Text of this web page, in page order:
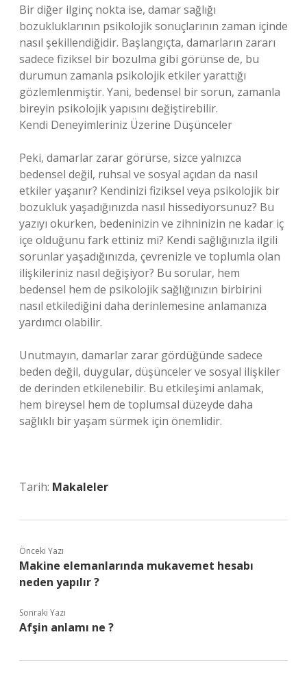
Bir diğer ilginç nokta ise, damar sağlığı
bozukluklarının psikolojik sonuçlarının zaman içinde
nasıl şekillendiğidir. Başlangıçta, damarların zararı
sadece fiziksel bir bozulma gibi görünse de, bu
durumun zamanla psikolojik etkiler yarattığı
gözlemlenmiştir. Yani, bedensel bir sorun, zamanla
bireyin psikolojik yapısını değiştirebilir.
Kendi Deneyimleriniz Üzerine Düşünceler
Peki, damarlar zarar görürse, sizce yalnızca
bedensel değil, ruhsal ve sosyal açıdan da nasıl
etkiler yaşanır? Kendinizi fiziksel veya psikolojik bir
bozukluk yaşadığınızda nasıl hissediyorsunuz? Bu
yazıyı okurken, bedeninizin ve zihninizin ne kadar iç
içe olduğunu fark ettiniz mi? Kendi sağlığınızla ilgili
sorunlar yaşadığınızda, çevrenizle ve toplumla olan
ilişkileriniz nasıl değişiyor? Bu sorular, hem
bedensel hem de psikolojik sağlığınızın birbirini
nasıl etkilediğini daha derinlemesine anlamanıza
yardımcı olabilir.
Unutmayın, damarlar zarar gördüğünde sadece
beden değil, duygular, düşünceler ve sosyal ilişkiler
de derinden etkilenebilir. Bu etkileşimi anlamak,
hem bireysel hem de toplumsal düzeyde daha
sağlıklı bir yaşam sürmek için önemlidir.
Tarih: Makaleler
Önceki Yazı
Makine elemanlarında mukavemet hesabı
neden yapılır ?
Sonraki Yazı
Afşin anlamı ne ?